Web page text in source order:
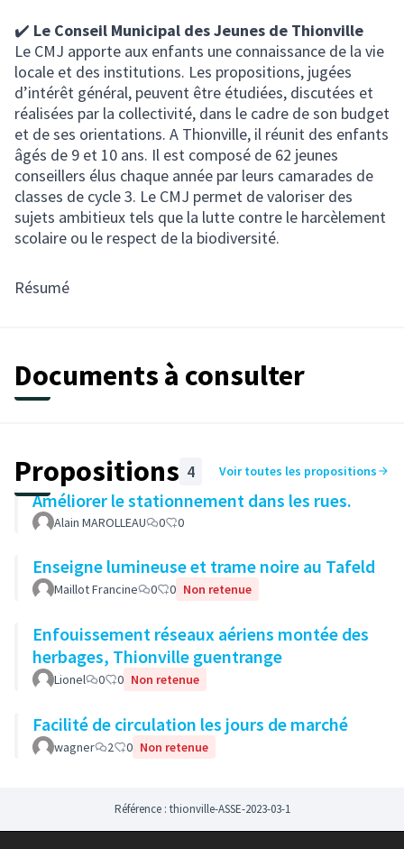
✔️ Le Conseil Municipal des Jeunes de Thionville
Le CMJ apporte aux enfants une connaissance de la vie
locale et des institutions. Les propositions, jugées
d’intérêt général, peuvent être étudiées, discutées et
réalisées par la collectivité, dans le cadre de son budget
et de ses orientations. A Thionville, il réunit des enfants
âgés de 9 et 10 ans. Il est composé de 62 jeunes
conseillers élus chaque année par leurs camarades de
classes de cycle 3. Le CMJ permet de valoriser des
sujets ambitieux tels que la lutte contre le harcèlement
scolaire ou le respect de la biodiversité.
Résumé
Documents à consulter
Propositions 4 Voir toutes les propositions
Améliorer le stationnement dans les rues.
Alain MAROLLEAU 0 0
Enseigne lumineuse et trame noire au Tafeld
Maillot Francine 0 0 Non retenue
Enfouissement réseaux aériens montée des
herbages, Thionville guentrange
Lionel 0 0 Non retenue
Facilité de circulation les jours de marché
wagner 2 0 Non retenue
Référence : thionville-ASSE-2023-03-1